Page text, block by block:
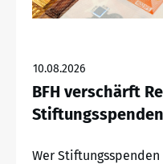
10.08.2026
BFH verschärft
Stiftungsspenden
Wer